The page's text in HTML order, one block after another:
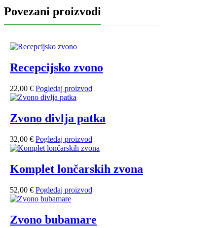
Povezani proizvodi
Recepcijsko zvono
22,00 € Pogledaj proizvod
Zvono divlja patka
32,00 € Pogledaj proizvod
Komplet lončarskih zvona
52,00 € Pogledaj proizvod
Zvono bubamare